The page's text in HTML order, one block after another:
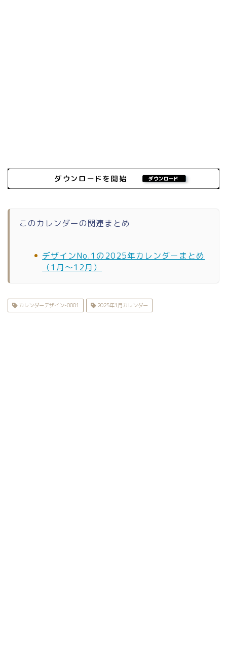
このカレンダーの関連まとめ
デザインNo.1の2025年カレンダーまとめ
（1月〜12月）
カレンダーデザイン-0001 2025年1月カレンダー